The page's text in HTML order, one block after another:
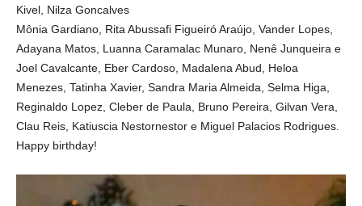
Kivel, Nilza Goncalves
Mônia Gardiano, Rita Abussafi Figueiró Araújo, Vander Lopes,
Adayana Matos, Luanna Caramalac Munaro, Nenê Junqueira e
Joel Cavalcante, Eber Cardoso, Madalena Abud, Heloa
Menezes, Tatinha Xavier, Sandra Maria Almeida, Selma Higa,
Reginaldo Lopez, Cleber de Paula, Bruno Pereira, Gilvan Vera,
Clau Reis, Katiuscia Nestornestor e Miguel Palacios Rodrigues.
Happy birthday!